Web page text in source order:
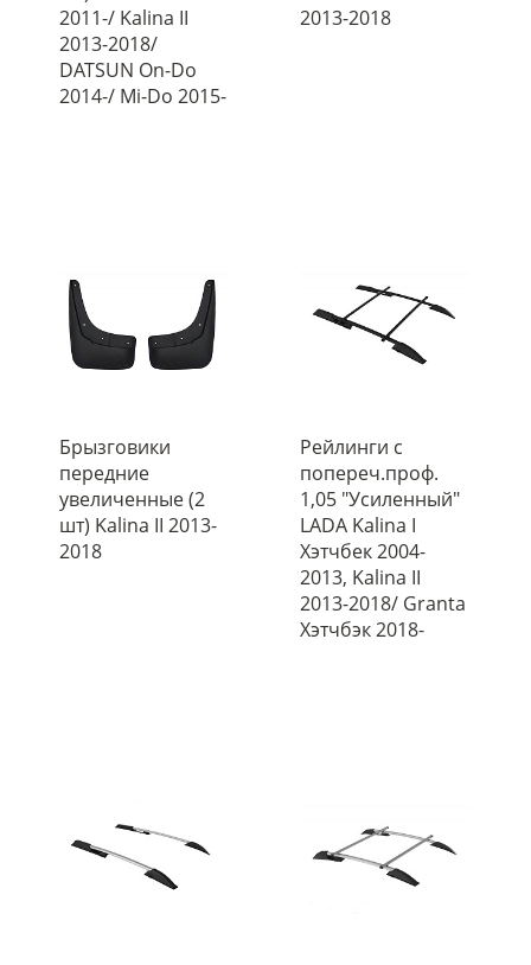
2011-/ Kalina II
2013-2018/
DATSUN On-Do
2014-/ Mi-Do 2015-
2013-2018
Брызговики
передние
увеличенные (2
шт) Kalina II 2013-
2018
Рейлинги с
попереч.проф.
1,05 "Усиленный"
LADA Kalina I
Хэтчбек 2004-
2013, Kalina II
2013-2018/ Granta
Хэтчбэк 2018-